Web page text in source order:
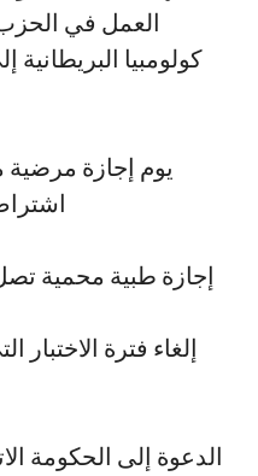
العمل في
كولومبيا
إجازة طبية محمية تصل
الدعوة إلى الحكومة